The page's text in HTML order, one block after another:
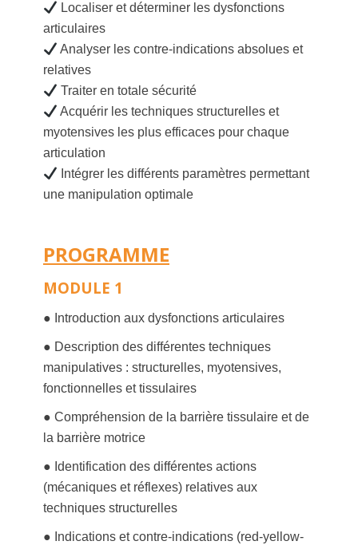
Localiser et déterminer les dysfonctions
articulaires
Analyser les contre-indications absolues et
relatives
Traiter en totale sécurité
Acquérir les techniques structurelles et
myotensives les plus efficaces pour chaque
articulation
Intégrer les différents paramètres permettant
une manipulation optimale
PROGRAMME
MODULE 1
● Introduction aux dysfonctions articulaires
● Description des différentes techniques
manipulatives : structurelles, myotensives,
fonctionnelles et tissulaires
● Compréhension de la barrière tissulaire et de
la barrière motrice
● Identification des différentes actions
(mécaniques et réflexes) relatives aux
techniques structurelles
● Indications et contre-indications (red-yellow-